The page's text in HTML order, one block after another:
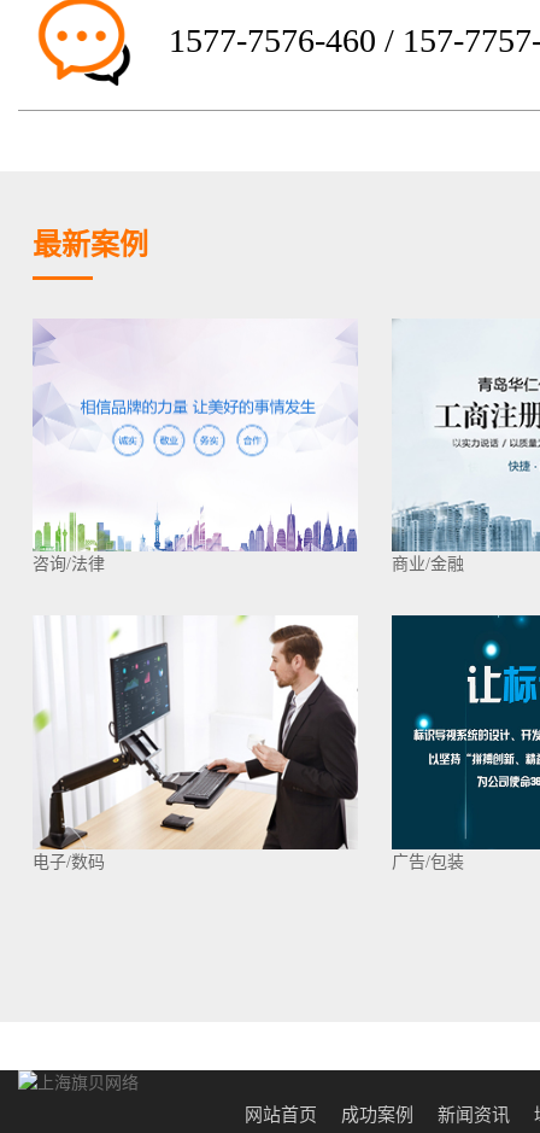
1577-7576-460 / 157-
最新案例
咨询/法律 商业/金融
电子/数码 广告/包装
网站首页 成功案例 新闻资讯